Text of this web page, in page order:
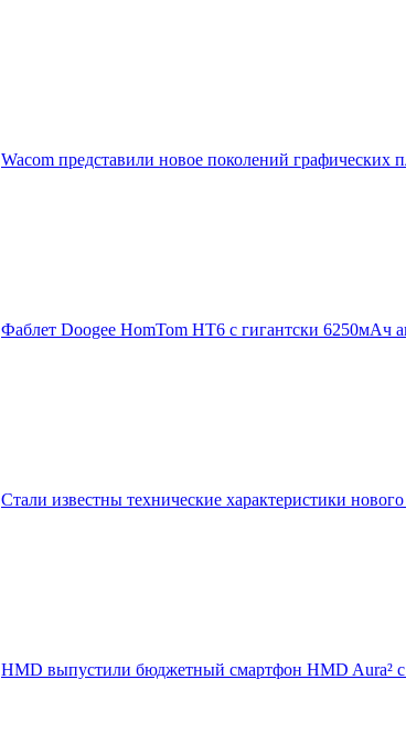
Wacom представили новое поколений графических
Фаблет Doogee HomTom HT6 с гигантски 6250мАч
Стали известны технические характеристики
HMD выпустили бюджетный смартфон HMD Aura² с